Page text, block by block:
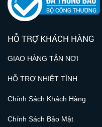
HỖ TRỢ KHÁCH HÀNG
GIAO HÀNG TẬN NƠI
HỖ TRỢ NHIỆT TÌNH
Chính Sách Khách Hàng
Chính Sách Bảo Mật